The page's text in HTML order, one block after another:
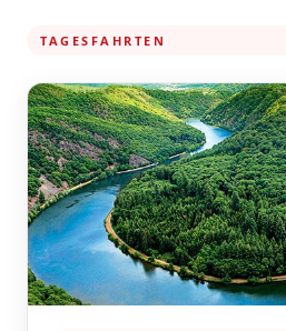
TAGESFAHRTEN